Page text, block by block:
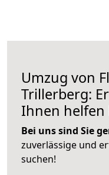
Umzug von
Trillerberg:
Ihnen helfen
Bei uns sind Sie
zuverlässige und
suchen!